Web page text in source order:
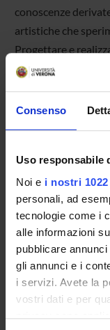
Consenso
Uso responsabile
Noi e i nostri
personali, ad
tecnologie come i
alle informazioni
pubblicare
gli annunci e i
i servizi. Avete la
vostri dati e per
privacy sono
conoscenze
artistiche che
Progettare e
alunni utilizzando
sperimentate
SCHEDA DEL
Tipo di corso
Corsi di
Durata
1 Anno
Classe di